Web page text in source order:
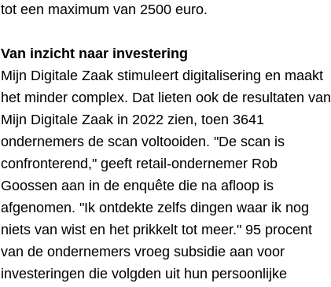
tot een maximum van 2500 euro.
Van inzicht naar investering
Mijn Digitale Zaak stimuleert digitalisering en maakt
het minder complex. Dat lieten ook de resultaten van
Mijn Digitale Zaak in 2022 zien, toen 3641
ondernemers de scan voltooiden. "De scan is
confronterend," geeft retail-ondernemer Rob
Goossen aan in de enquête die na afloop is
afgenomen. "Ik ontdekte zelfs dingen waar ik nog
niets van wist en het prikkelt tot meer." 95 procent
van de ondernemers vroeg subsidie aan voor
investeringen die volgden uit hun persoonlijke